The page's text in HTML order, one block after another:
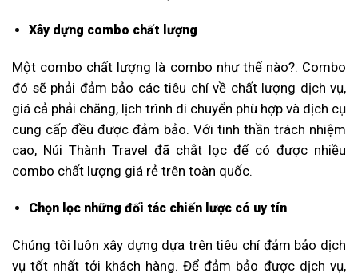
Xây dựng combo chất lượng
Một combo chất lượng là combo như thế nào?. Combo
đó sẽ phải đảm bảo các tiêu chí về chất lượng dịch vụ,
giá cả phải chăng, lịch trình di chuyển phù hợp và dịch cụ
cung cấp đều được đảm bảo. Với tinh thần trách nhiệm
cao, Núi Thành Travel đã chắt lọc để có được nhiều
combo chất lượng giá rẻ trên toàn quốc.
Chọn lọc những đối tác chiến lược có uy tín
Chúng tôi luôn xây dựng dựa trên tiêu chí đảm bảo dịch
vụ tốt nhất tới khách hàng. Để đảm bảo được dịch vụ,